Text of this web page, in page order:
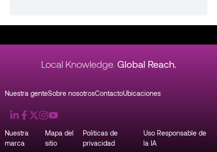
Local Knowledge. Global Reach.
Nuestra genteSobre nosotrosContactoUbicaciones
Nuestra
marca
Mapa del
sitio
Politicas de
privacidad
Uso Responsable de
la IA